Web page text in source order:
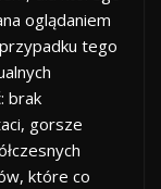
oglądaniem
tego
brak
gorsze
które co